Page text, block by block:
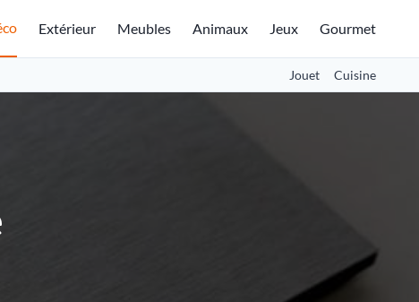
Extérieur Meubles Animaux Jeux Gourmet
Jouet Cuisine